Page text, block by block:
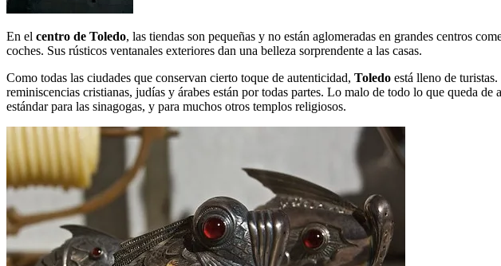
En el centro de Toledo, las tiendas son pequeñas y no están aglomeradas en grandes centros
coches. Sus rústicos ventanales exteriores dan una belleza sorprendente a las casas.
Como todas las ciudades que conservan cierto toque de autenticidad, Toledo está lleno de
reminiscencias cristianas, judías y árabes están por todas partes. Lo malo de todo lo que queda
estándar para las sinagogas, y para muchos otros templos religiosos.